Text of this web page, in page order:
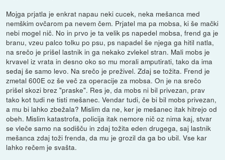
Mojga prjatla je enkrat napau neki cucek, neka mešanca med
nemškim ovčarom pa nevem čem. Prjatel ma pa mobsa, ki še mački
nebi mogel nič. No in prvo je ta velik ps napedel mobsa, frend ga je
branu, vzeu palco tolku po psu, ps napadel še njega ga hitil natla,
na srečo je prišel lastnik in ga nekako zvlekel stran. Mali mobs je
krvavel iz vrata in desno oko so mu morali amputirati, tako da ima
sedaj še samo levo. Na srečo je preživel. Zdaj se tožita. Frend je
zmetal 600E oz še več za operacije za mobsa. On je na srečo
prišel skozi brez "praske". Res je, da mobs ni bil privezan, prav
tako kot tudi ne tisti mešanec. Vendar tudi, če bi bil mobs privezan,
a mu bi lahko zbežala? Mislim da ne, ker je mešanec itak hitrejo od
obeh. Mislim katastrofa, policija itak nemore nič oz nima kaj, stvar
se vleče samo na sodišču in zdaj tožita eden drugega, saj lastnik
mešanca zdaj toži frenda, da mu je grozil da ga bo ubil. Vse kar
lahko rečem je svašta.